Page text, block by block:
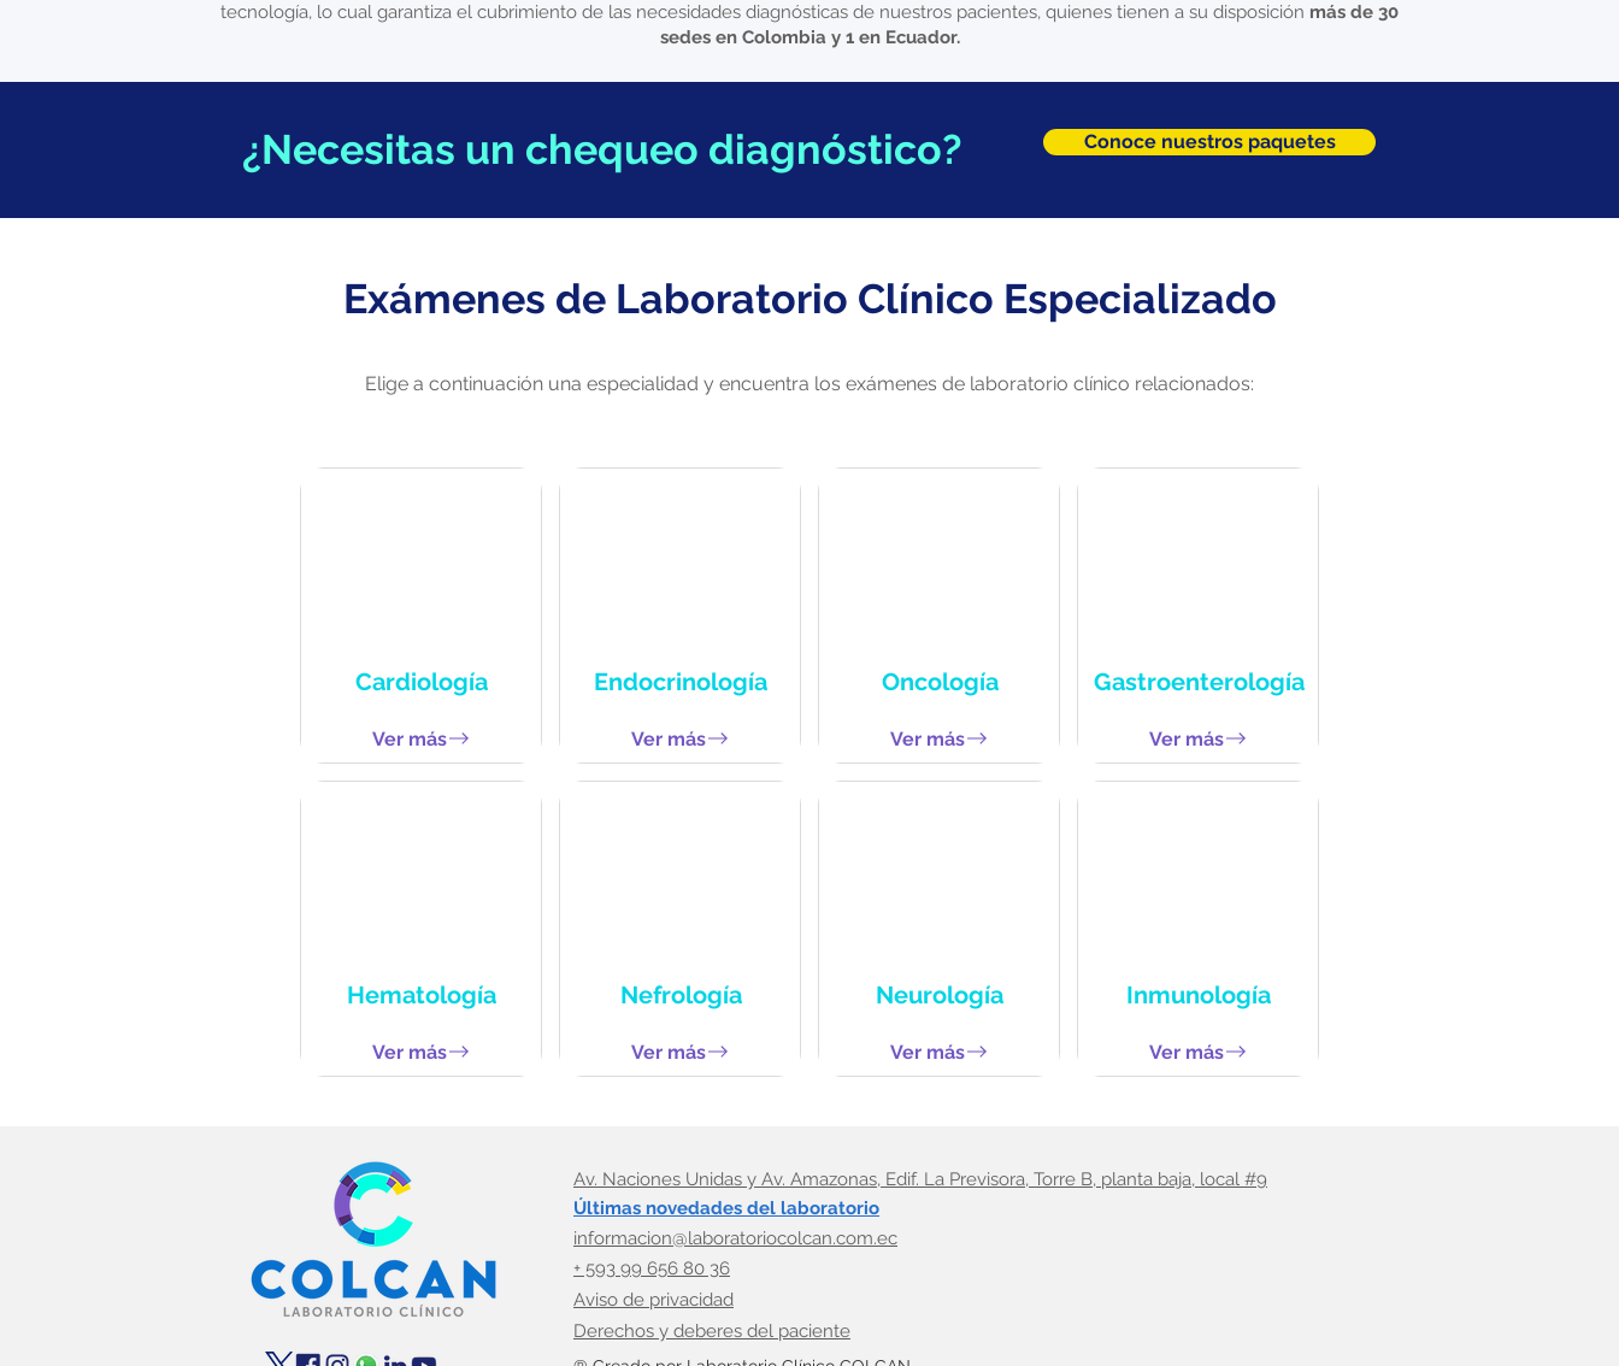
tecnología, lo cual garantiza el cubrimiento de las necesidades diagnósticas de nuestros pacientes, quienes tienen a su disposición más de 30
sedes en Colombia y 1 en Ecuador.
¿Necesitas un chequeo diagnóstico? Conoce nuestros paquetes
Exámenes de Laboratorio Clínico Especializado
Elige a continuación una especialidad y encuentra los exámenes de laboratorio clínico relacionados:
Cardiología
Ver más
Hematología
Ver más
Endocrinología
Ver más
Nefrología
Ver más
Oncología
Ver más
Neurología
Ver más
Gastroenterología
Ver más
Inmunología
Ver más
Av. Naciones Unidas y Av. Amazonas, Edif. La Previsora, Torre B, planta baja, local #9
Últimas novedades del laboratorio
informacion@laboratoriocolcan.com.ec
+ 593 99 656 80 36
Aviso de privacidad
Derechos y deberes del paciente